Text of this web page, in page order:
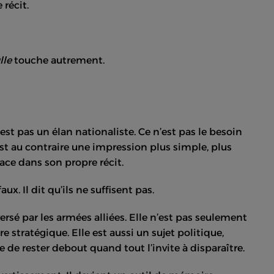
récit.
touche autrement.
pas un élan nationaliste. Ce n’est pas le besoin
au contraire une impression plus simple, plus
dans son propre récit.
Il dit qu’ils ne suffisent pas.
par les armées alliées. Elle n’est pas seulement
stratégique. Elle est aussi un sujet politique,
rester debout quand tout l’invite à disparaître.